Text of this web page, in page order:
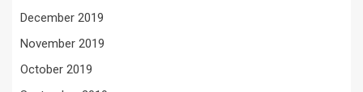
December 2019
November 2019
October 2019